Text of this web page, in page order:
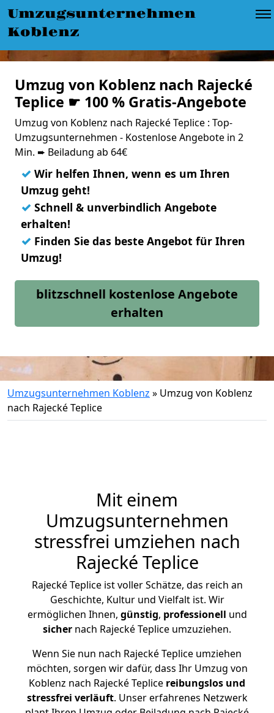
Umzugsunternehmen
Koblenz
Umzug von Koblenz nach Rajecké
Teplice ☛ 100 % Gratis-Angebote
Umzug von Koblenz nach Rajecké Teplice : Top-
Umzugsunternehmen - Kostenlose Angebote in 2
Min. ➨ Beiladung ab 64€
✓ Wir helfen Ihnen, wenn es um Ihren
Umzug geht!
✓ Schnell & unverbindlich Angebote
erhalten!
✓ Finden Sie das beste Angebot für Ihren
Umzug!
blitzschnell kostenlose Angebote
erhalten
Umzugsunternehmen Koblenz » Umzug von Koblenz
nach Rajecké Teplice
Mit einem
Umzugsunternehmen
stressfrei umziehen nach
Rajecké Teplice
Rajecké Teplice ist voller Schätze, das reich an
Geschichte, Kultur und Vielfalt ist. Wir
ermöglichen Ihnen, günstig, professionell und
sicher nach Rajecké Teplice umzuziehen.
Wenn Sie nun nach Rajecké Teplice umziehen
möchten, sorgen wir dafür, dass Ihr Umzug von
Koblenz nach Rajecké Teplice reibungslos und
stressfrei verläuft. Unser erfahrenes Netzwerk